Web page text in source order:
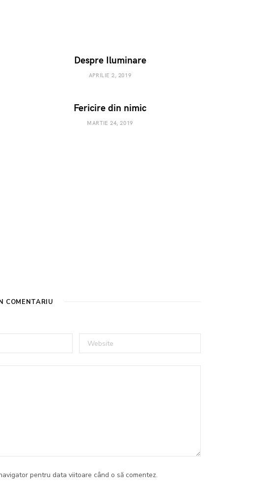
Despre Iluminare
APRILIE 2, 2019
Fericire din nimic
MARTIE 24, 2019
COMENTARIU
pentru data viitoare când o să comentez.